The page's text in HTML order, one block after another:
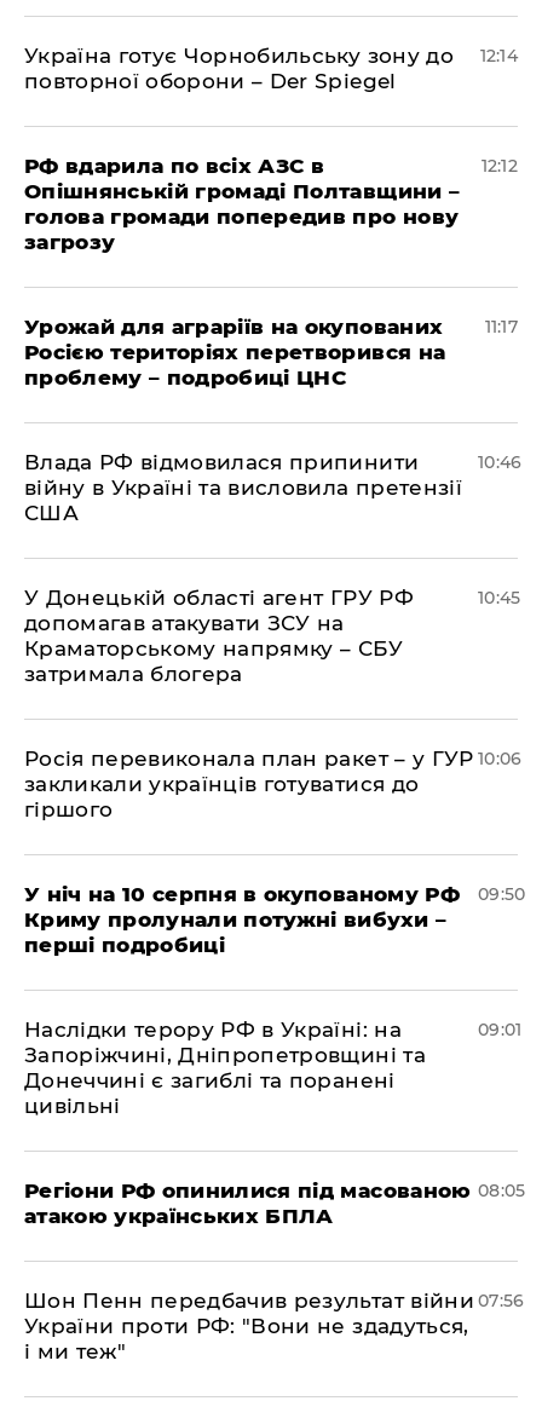
Україна готує Чорнобильську зону до
повторної оборони – Der Spiegel
12:14
РФ вдарила по всіх АЗС в
Опішнянській громаді Полтавщини –
голова громади попередив про нову
загрозу
12:12
Урожай для аграріїв на окупованих
Росією територіях перетворився на
проблему – подробиці ЦНС
11:17
Влада РФ відмовилася припинити
війну в Україні та висловила претензії
США
10:46
У Донецькій області агент ГРУ РФ
допомагав атакувати ЗСУ на
Краматорському напрямку – СБУ
затримала блогера
10:45
Росія перевиконала план ракет – у ГУР
закликали українців готуватися до
гіршого
10:06
У ніч на 10 серпня в окупованому РФ
Криму пролунали потужні вибухи –
перші подробиці
09:50
Наслідки терору РФ в Україні: на
Запоріжчині, Дніпропетровщині та
Донеччині є загиблі та поранені
цивільні
09:01
Регіони РФ опинилися під масованою
атакою українських БПЛА
08:05
Шон Пенн передбачив результат війни
України проти РФ: "Вони не здадуться,
і ми теж"
07:56